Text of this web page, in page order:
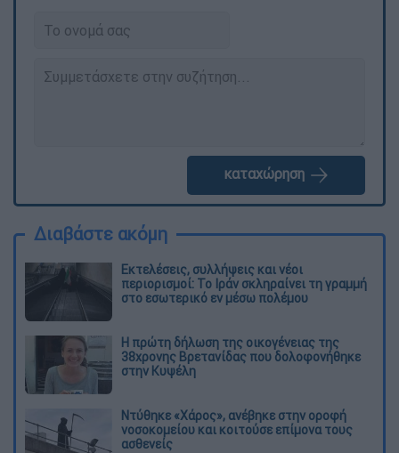
καταχώρηση
Διαβάστε ακόμη
Εκτελέσεις, συλλήψεις και νέοι
περιορισμοί: Το Ιράν σκληραίνει τη γραμμή
στο εσωτερικό εν μέσω πολέμου
Η πρώτη δήλωση της οικογένειας της
38χρονης Βρετανίδας που δολοφονήθηκε
στην Κυψέλη
Ντύθηκε «Χάρος», ανέβηκε στην οροφή
νοσοκομείου και κοιτούσε επίμονα τους
ασθενείς